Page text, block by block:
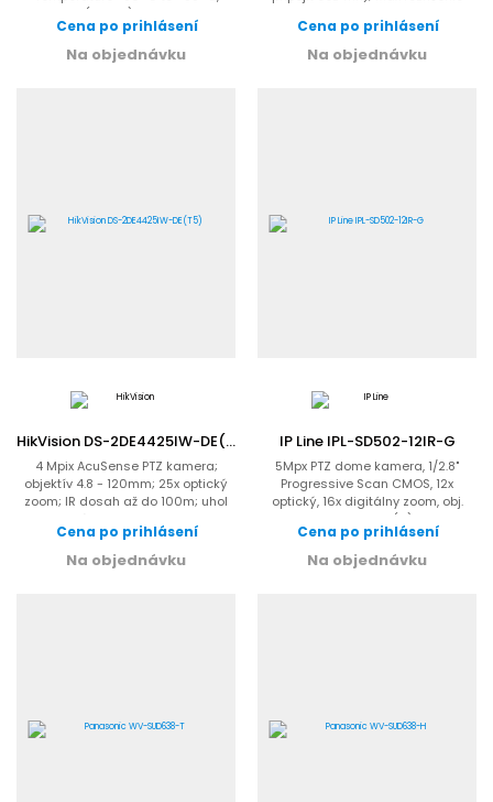
Full HD (1080p) 60 fps, x30...
Cena po prihlásení
Na objednávku
Cena po prihlásení
Na objednávku
HikVision DS-2DE4425IW-DE(T5)
4 Mpix AcuSense PTZ kamera;
objektív 4.8 - 120mm; 25x optický
zoom; IR dosah až do 100m; uhol
Cena po prihlásení
Na objednávku
IP Line IPL-SD502-12IR-G
5Mpx PTZ dome kamera, 1/2.8"
Progressive Scan CMOS, 12x
optický, 16x digitálny zoom, obj.
4.7～56.4mm, 2560(H) ×1920...
Cena po prihlásení
Na objednávku